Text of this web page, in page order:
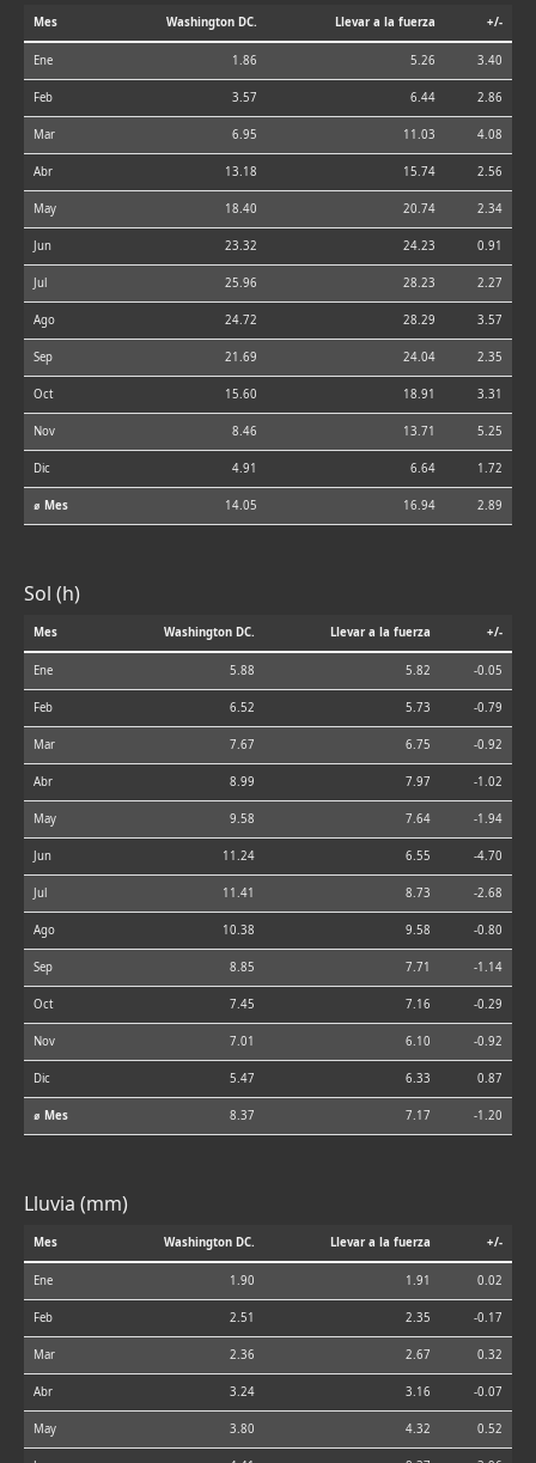
Mes Washington DC. Llevar a la fuerza +/-
Ene 1.86 5.26 3.40
Feb 3.57 6.44 2.86
Mar 6.95 11.03 4.08
Abr 13.18 15.74 2.56
May 18.40 20.74 2.34
Jun 23.32 24.23 0.91
Jul 25.96 28.23 2.27
Ago 24.72 28.29 3.57
Sep 21.69 24.04 2.35
Oct 15.60 18.91 3.31
Nov 8.46 13.71 5.25
Dic 4.91 6.64 1.72
⌀ Mes 14.05 16.94 2.89
Sol (h)
Mes Washington DC. Llevar a la fuerza +/-
Ene 5.88 5.82 -0.05
Feb 6.52 5.73 -0.79
Mar 7.67 6.75 -0.92
Abr 8.99 7.97 -1.02
May 9.58 7.64 -1.94
Jun 11.24 6.55 -4.70
Jul 11.41 8.73 -2.68
Ago 10.38 9.58 -0.80
Sep 8.85 7.71 -1.14
Oct 7.45 7.16 -0.29
Nov 7.01 6.10 -0.92
Dic 5.47 6.33 0.87
⌀ Mes 8.37 7.17 -1.20
Lluvia (mm)
Mes Washington DC. Llevar a la fuerza +/-
Ene 1.90 1.91 0.02
Feb 2.51 2.35 -0.17
Mar 2.36 2.67 0.32
Abr 3.24 3.16 -0.07
May 3.80 4.32 0.52